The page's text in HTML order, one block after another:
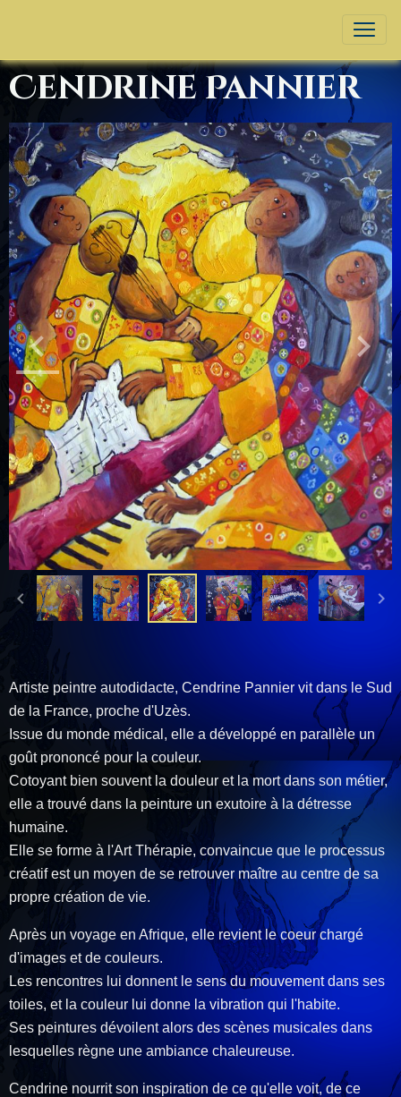
Cendrine Pannier
Artiste peintre autodidacte, Cendrine Pannier vit dans le Sud
de la France, proche d'Uzès.
Issue du monde médical, elle a développé en parallèle un
goût prononcé pour la couleur.
Cotoyant bien souvent la douleur et la mort dans son métier,
elle a trouvé dans la peinture un exutoire à la détresse
humaine.
Elle se forme à l'Art Thérapie, convaincue que le processus
créatif est un moyen de se retrouver maître au centre de sa
propre création de vie.
Après un voyage en Afrique, elle revient le coeur chargé
d'images et de couleurs.
Les rencontres lui donnent le sens du mouvement dans ses
toiles, et la couleur lui donne la vibration qui l'habite.
Ses peintures dévoilent alors des scènes musicales dans
lesquelles règne une ambiance chaleureuse.
Cendrine nourrit son inspiration de ce qu'elle voit, de ce